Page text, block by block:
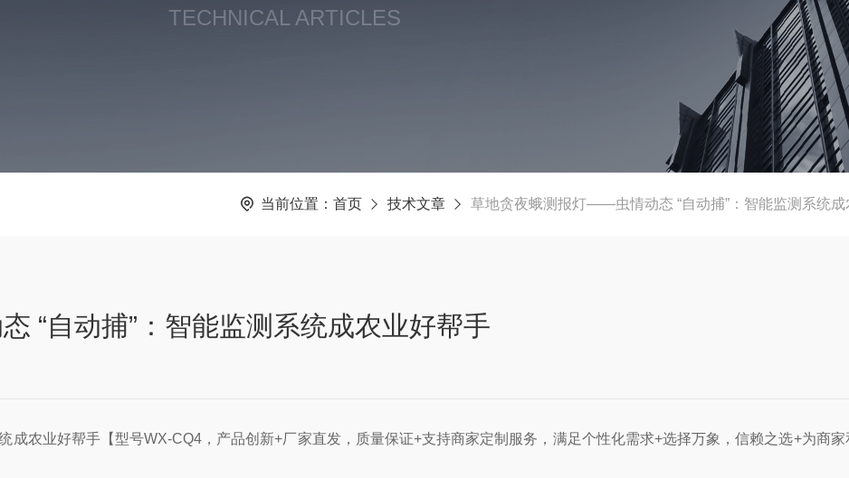
TECHNICAL ARTICLES
当前位置： 首页 技术文章 草地贪夜蛾测报灯——虫情动态 “自动捕”：智能监测系统成
“自动捕”：智能监测系统成农业好帮手
农业好帮手【型号WX-CQ4，产品创新+厂家直发，质量保证+支持商家定制服务，满足个性化需求+选择万象，信赖之选+为商家